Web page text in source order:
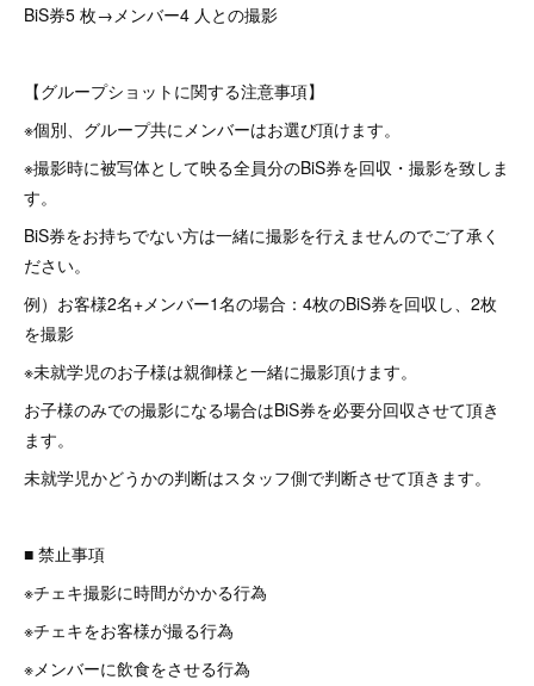
BiS券5 枚→メンバー4 人との撮影
【グループショットに関する注意事項】
※個別、グループ共にメンバーはお選び頂けます。
※撮影時に被写体として映る全員分のBiS券を回収・撮影を致しま
す。
BiS券をお持ちでない方は一緒に撮影を行えませんのでご了承く
ださい。
例）お客様2名+メンバー1名の場合：4枚のBiS券を回収し、2枚
を撮影
※未就学児のお子様は親御様と一緒に撮影頂けます。
お子様のみでの撮影になる場合はBiS券を必要分回収させて頂き
ます。
未就学児かどうかの判断はスタッフ側で判断させて頂きます。
■ 禁止事項
※チェキ撮影に時間がかかる行為
※チェキをお客様が撮る行為
※メンバーに飲食をさせる行為